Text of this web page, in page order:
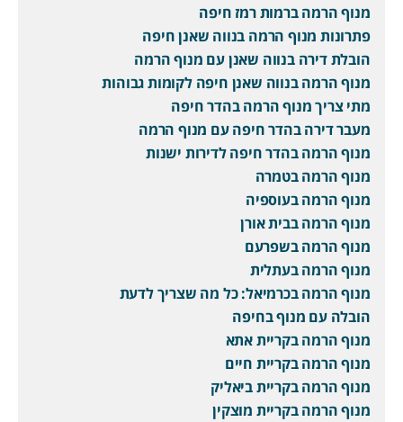
מנוף הרמה ברמות רמז חיפה
פתרונות מנוף הרמה בנווה שאנן חיפה
הובלת דירה בנווה שאנן עם מנוף הרמה
מנוף הרמה בנווה שאנן חיפה לקומות גבוהות
מתי צריך מנוף הרמה בהדר חיפה
מעבר דירה בהדר חיפה עם מנוף הרמה
מנוף הרמה בהדר חיפה לדירות ישנות
מנוף הרמה בטמרה
מנוף הרמה בעוספיה
מנוף הרמה בבית אורן
מנוף הרמה בשפרעם
מנוף הרמה בעתלית
מנוף הרמה בכרמיאל: כל מה שצריך לדעת
הובלה עם מנוף בחיפה
מנוף הרמה בקריית אתא
מנוף הרמה בקריית חיים
מנוף הרמה בקריית ביאליק
מנוף הרמה בקריית מוצקין